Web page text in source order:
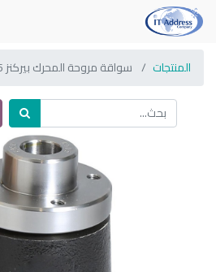
المنتجات سواقة مروحة المحرك بيركنز 4113K005 (مستخدم)